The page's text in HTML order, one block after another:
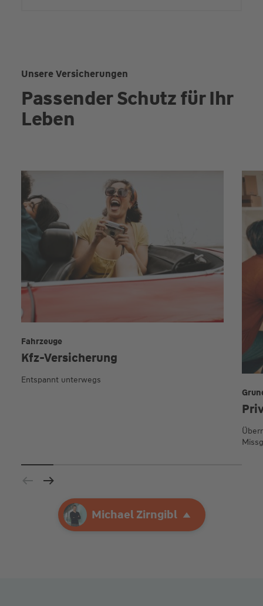
Ihre Agentur Michael Zirngibl
Michael Zirngibl
Unsere Versicherungen
Passender Schutz für Ihr
Leben
Kfz-Versicherung
Fahrzeuge
Entspannt unterwegs